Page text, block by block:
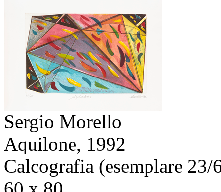
Sergio Morello
Aquilone, 1992
Calcografia (esemplare 23/